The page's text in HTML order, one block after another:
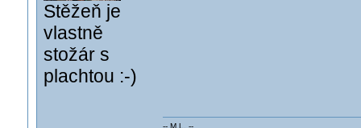
Stěžeň je
vlastně
stožár s
plachtou :-)
-- M.L. --